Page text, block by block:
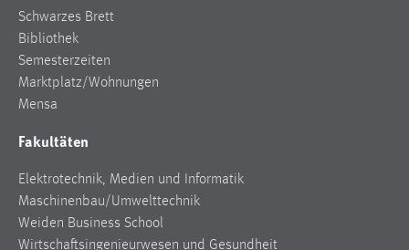
Schwarzes Brett
Bibliothek
Semesterzeiten
Marktplatz/Wohnungen
Mensa
Fakultäten
Elektrotechnik, Medien und Informatik
Maschinenbau/Umwelttechnik
Weiden Business School
Wirtschaftsingenieurwesen und Gesundheit
verwendet, um personalisierte Werbung anzuzeigen.
Sie tun dies, indem sie Besucher über Websites
hinweg verfolgen.
Name:
Anbieter:
Google Ireland Limited